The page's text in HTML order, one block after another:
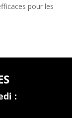
pour les
: